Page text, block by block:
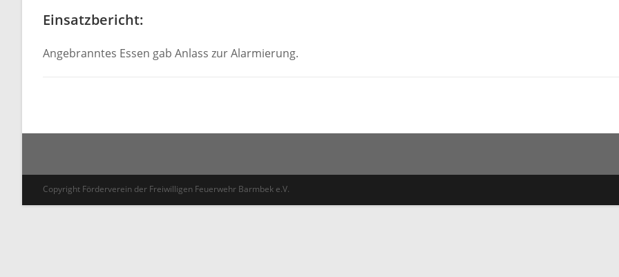
Einsatzbericht:
Angebranntes Essen gab Anlass zur Alarmierung.
Copyright Förderverein der Freiwilligen Feuerwehr Barmbek e.V.